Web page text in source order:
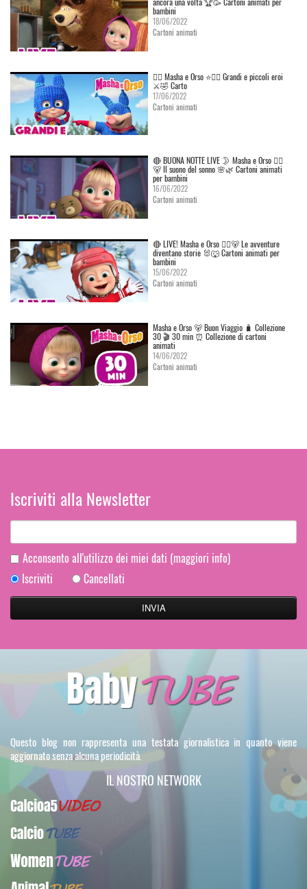
bambini
18/06/2022
Cartoni animati
👱‍♀️ Masha e Orso ⭐🦸‍♀️ Grandi e piccoli eroi
⚔️🤣 Carto
17/06/2022
Cartoni animati
🔴 BUONA NOTTE LIVE 🌛 Masha e Orso 👱‍♀️
🐻 Il suono del sonno 🌸🌿 Cartoni animati
per bambini
16/06/2022
Cartoni animati
🔴 LIVE! Masha e Orso 👱‍♀️🐻 Le avventure
diventano storie 🐰🐺 Cartoni animati per
bambini
15/06/2022
Cartoni animati
Masha e Orso 🐻 Buon Viaggio 🧳 Сollezione
30 🎬 30 min ⏰ Collezione di cartoni
animati
14/06/2022
Cartoni animati
Iscriviti alla Newsletter
Acconsento all'utilizzo dei miei dati (maggiori info)
Iscriviti
Cancellati
Questo blog non rappresenta una testata giornalistica in quanto viene
aggiornato senza alcuna periodicità.
IL NOSTRO NETWORK
Calcioa5Video